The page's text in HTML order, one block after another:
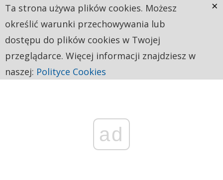
ad
Ta strona używa plików cookies. Możesz
określić warunki przechowywania lub
dostępu do plików cookies w Twojej
przeglądarce. Więcej informacji znajdziesz w
naszej: Polityce Cookies
×